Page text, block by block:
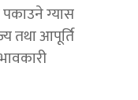
पकाउने ग्यास
तथा आपूर्ति